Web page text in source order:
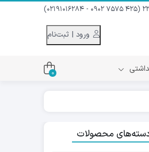
0
محصولات